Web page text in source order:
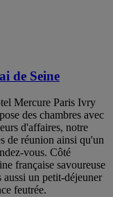
de Seine
Mercure Paris Ivry
des chambres avec
d'affaires, notre
de réunion ainsi qu'un
vous. Côté
française savoureuse
aussi un petit-déjeuner
feutrée.